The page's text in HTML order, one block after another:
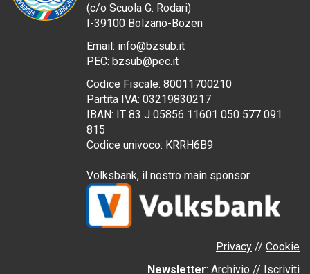
(c/o Scuola G. Rodari)
I-39100 Bolzano-Bozen
Email: info@bzsub.it
PEC: bzsub@pec.it
Codice Fiscale: 80011700210
Partita IVA: 03219830217
IBAN: IT 83 J 05856 11601 050 577 091
815
Codice univoco: KRRH6B9
Volksbank, il nostro main sponsor
Privacy // Cookie
Newsletter: Archivio // Iscriviti